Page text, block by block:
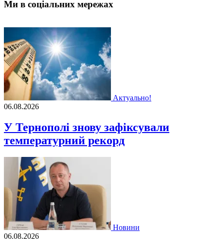
Ми в соціальних мережах
Актуально!
06.08.2026
У Тернополі знову зафіксували
температурний рекорд
Новини
06.08.2026